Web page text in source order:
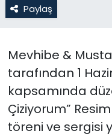
Paylaş
Mevhibe &
tarafından 1
kapsamında
Çiziyorum” Resim
töreni ve sergisi
Otomobil
SAĞLIK
Spor